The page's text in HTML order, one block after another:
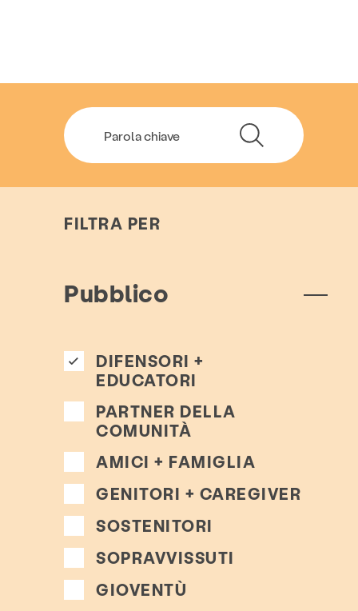
FILTRA PER
Pubblico
DIFENSORI +
EDUCATORI
PARTNER DELLA
COMUNITÀ
AMICI + FAMIGLIA
GENITORI + CAREGIVER
SOSTENITORI
SOPRAVVISSUTI
GIOVENTÙ